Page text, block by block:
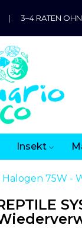
| 3–4 RATEN
Insekt
Halogen 75W